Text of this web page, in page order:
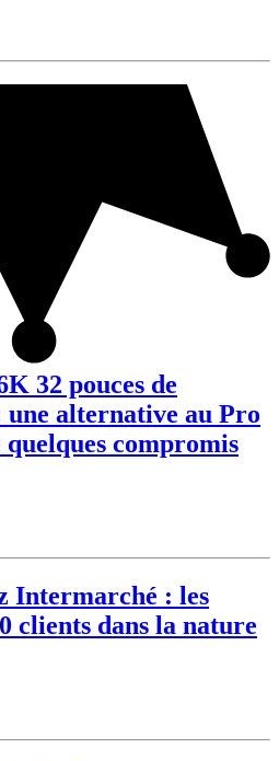
32 pouces de
une alternative au Pro
compromis
Intermarché : les
clients dans la nature